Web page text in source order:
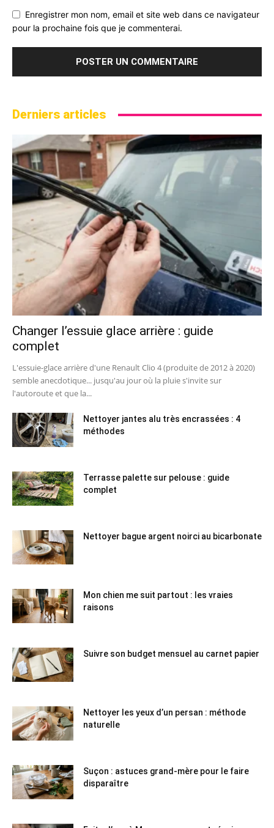
Enregistrer mon nom, email et site web dans ce navigateur
pour la prochaine fois que je commenterai.
Derniers articles
Changer l’essuie glace arrière : guide
complet
L'essuie-glace arrière d'une Renault Clio 4 (produite de 2012 à 2020)
semble anecdotique... jusqu'au jour où la pluie s'invite sur
l'autoroute et que la...
Nettoyer jantes alu très encrassées : 4
méthodes
Terrasse palette sur pelouse : guide
complet
Nettoyer bague argent noirci au bicarbonate
Mon chien me suit partout : les vraies
raisons
Suivre son budget mensuel au carnet papier
Nettoyer les yeux d’un persan : méthode
naturelle
Suçon : astuces grand-mère pour le faire
disparaître